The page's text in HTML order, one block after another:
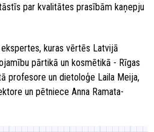
par kvalitātes prasībām kaņepju
kuras vērtēs Latvijā
pārtikā un kosmētikā - Rīgas
profesore un dietoloģe Laila Meija,
un pētniece Anna Ramata-